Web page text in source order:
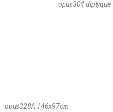
opus304
opus328A 146x97cm